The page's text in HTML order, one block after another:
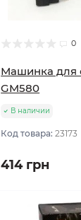
0
Машинка для
GM580
В наличии
Код товара:23173
414 грн